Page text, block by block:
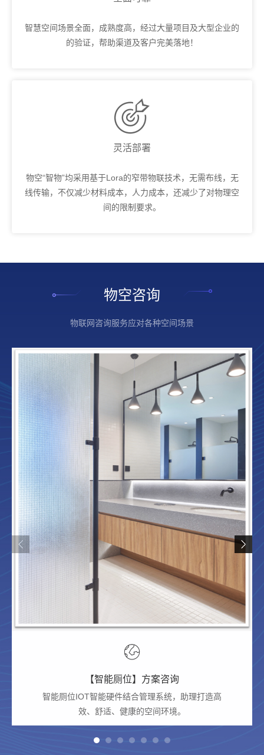
智慧空间场景全面，成熟度高，经过大量项目及大型企业的
的验证，帮助渠道及客户完美落地！

灵活部署
物空“智物”均采用基于Lora的窄带物联技术，无需布线，无
线传输，不仅减少材料成本，人力成本，还减少了对物理空
间的限制要求。
物空咨询
物联网咨询服务应对各种空间场景
【智能厕位】方案咨询
智能厕位IOT智能硬件结合管理系统，助理打造高
效、舒适、健康的空间环境。